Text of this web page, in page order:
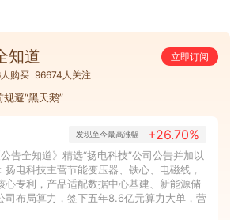
知道
立即订阅
购买 96674人关注
避“黑天鹅”
发现至今最高涨幅 +26.70%
告全知道》精选“扬电科技”公司公告并加以
扬电科技主营节能变压器、铁心、电磁线，
心专利，产品适配数据中心基建、新能源储
司布局算力，签下五年8.6亿元算力大单，营